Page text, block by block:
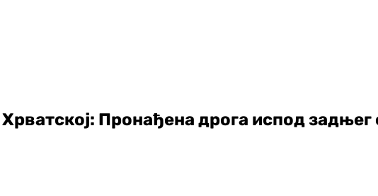
Пронађена дрога испод задњег